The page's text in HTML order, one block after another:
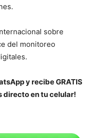
sobre
del monitoreo
y recibe GRATIS
directo en tu celular!